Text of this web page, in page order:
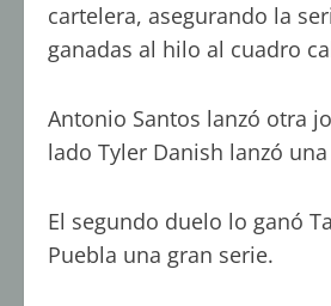
cartelera, asegurando la
ganadas al hilo al cuadro
Antonio Santos lanzó otra
lado Tyler Danish lanzó
El segundo duelo lo ganó
Puebla una gran serie.